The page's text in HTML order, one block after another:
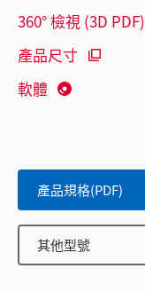
360° 檢視 (3D PDF)
產品尺寸
軟體
產品規格(PDF)
其他型號